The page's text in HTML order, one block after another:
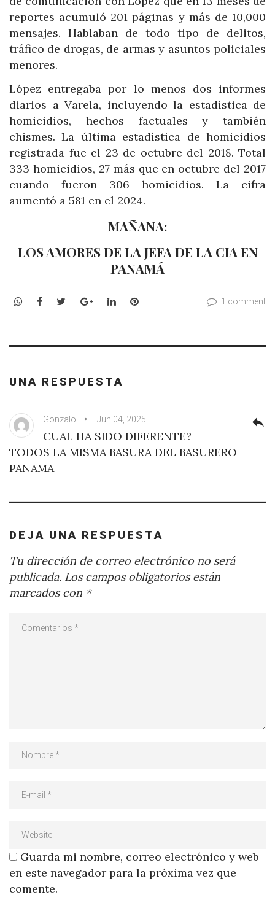
reportes acumuló 201 páginas y más de 10,000
mensajes. Hablaban de todo tipo de delitos,
tráfico de drogas, de armas y asuntos policiales
menores.
López entregaba por lo menos dos informes
diarios a Varela, incluyendo la estadística de
homicidios, hechos factuales y también
chismes. La última estadística de homicidios
registrada fue el 23 de octubre del 2018. Total
333 homicidios, 27 más que en octubre del 2017
cuando fueron 306 homicidios. La cifra
aumentó a 581 en el 2024.
MAÑANA:
LOS AMORES DE LA JEFA DE LA CIA EN
PANAMÁ
WhatsApp
Facebook
TwitterGoogle+LinkedInPinterest 1 comment
UNA RESPUESTA
Gonzalo Jun 04, 2025
CUAL HA SIDO DIFERENTE?
TODOS LA MISMA BASURA DEL BASURERO
PANAMA
reply
DEJA UNA RESPUESTA
Tu dirección de correo electrónico no será
publicada. Los campos obligatorios están
marcados con *
Guarda mi nombre, correo electrónico y web
en este navegador para la próxima vez que
comente.